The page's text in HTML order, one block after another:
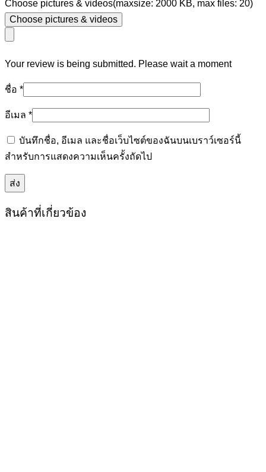
Choose pictures & videos(maxsize: 2000 KB, max files: 20)
Choose pictures & videos
Your review is being submitted. Please wait a moment
ชื่อ *
อีเมล *
บันทึกชื่อ, อีเมล และชื่อเว็บไซต์ของฉันบนเบราว์เซอร์นี้
สำหรับการแสดงความเห็นครั้งถัดไป
สินค้าที่เกี่ยวข้อง